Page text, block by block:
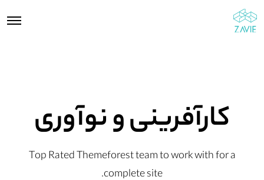
کارآفرینی و نوآوری
Top Rated Themeforest team to work with for a
complete site.